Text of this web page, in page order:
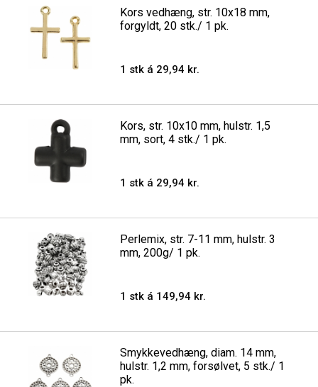
Kors vedhæng, str. 10x18 mm,
forgyldt, 20 stk./ 1 pk.
1 stk á 29,94 kr.
Kors, str. 10x10 mm, hulstr. 1,5
mm, sort, 4 stk./ 1 pk.
1 stk á 29,94 kr.
Perlemix, str. 7-11 mm, hulstr. 3
mm, 200g/ 1 pk.
1 stk á 149,94 kr.
Smykkevedhæng, diam. 14 mm,
hulstr. 1,2 mm, forsølvet, 5 stk./ 1
pk.